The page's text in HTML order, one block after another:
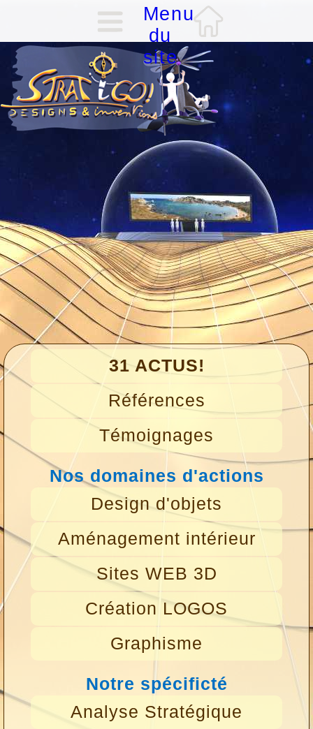
31 ACTUS!
Références
Témoignages
Nos domaines d'actions
Design d'objets
Aménagement intérieur
Sites WEB 3D
Création LOGOS
Graphisme
Notre spécificté
Analyse Stratégique
Menu
du
site